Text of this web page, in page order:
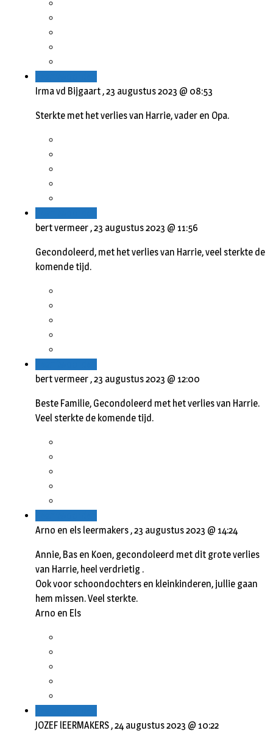
Irma vd Bijgaart ,23 augustus 2023 @ 08:53
Sterkte met het verlies van Harrie, vader en Opa.
bert vermeer ,23 augustus 2023 @ 11:56
Gecondoleerd, met het verlies van Harrie, veel sterkte de
komende tijd.
bert vermeer ,23 augustus 2023 @ 12:00
Beste Familie, Gecondoleerd met het verlies van Harrie.
Veel sterkte de komende tijd.
Arno en els leermakers ,23 augustus 2023 @ 14:24
Annie, Bas en Koen, gecondoleerd met dit grote verlies
van Harrie, heel verdrietig .
Ook voor schoondochters en kleinkinderen, jullie gaan
hem missen. Veel sterkte.
Arno en Els
JOZEF lEERMAKERS ,24 augustus 2023 @ 10:22